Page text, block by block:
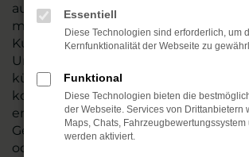
auch den Q4. Seit vielen Jahren sind
mehreren nah gelegenen Standorten
Kundinnen und Kunden aus
Umgebung tätig. Mehr als 110
kümmern sich um Ihre Belange und
kompetent und stets individuell. Sie
entscheiden, ob Ihr Audi Q4 ein
Gebrauchter sein soll und auch
oder Jahreswagen zählen zu
Essentiell
Diese Technologien sind erforderlich, um
Kernfunktionalität der Webseite zu
Funktional
Diese Technologien bieten die
der Webseite. Services von Drittanbietern
Maps, Chats, Fahrzeugbewertungssystem
werden aktiviert.